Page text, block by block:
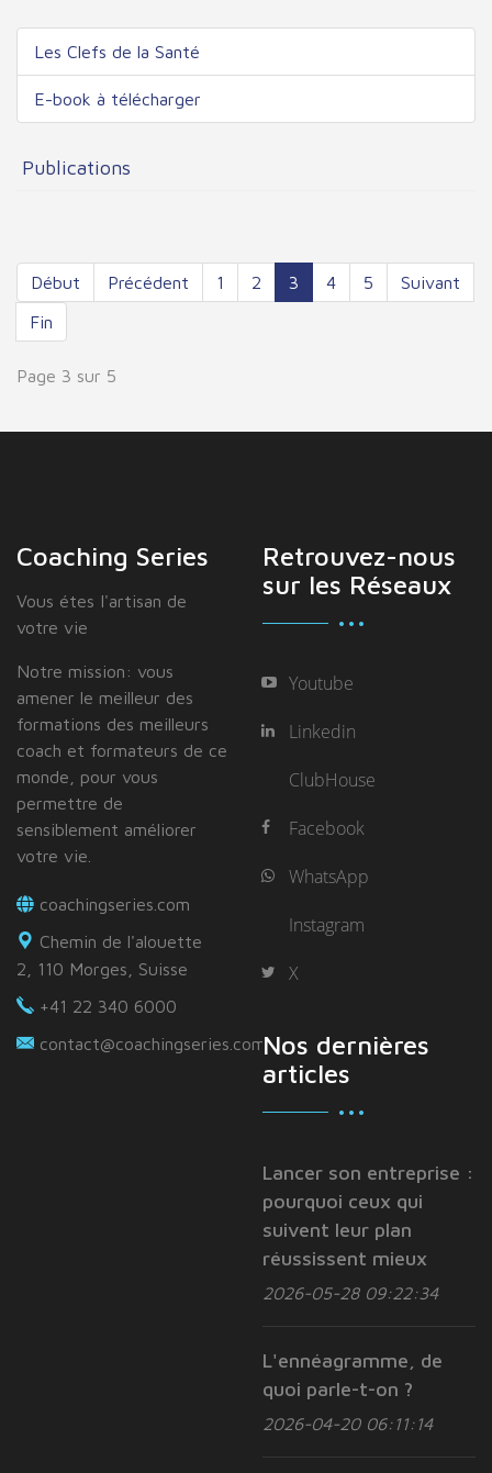
Les Clefs de la Santé
E-book à télécharger
Publications
Début Précédent 1 2 3 4 5
Suivant
Fin
Page 3 sur 5
Coaching Series
Vous étes I'artisan de
votre vie
Notre mission: vous
amener le meilleur des
formations des meilleurs
coach et formateurs de ce
monde, pour vous
permettre de
sensiblement améliorer
votre vie.
coachingseries.com
Chemin de l'alouette
2, 110 Morges, Suisse
+41 22 340 6000
contact@coachingseries.com
Retrouvez-nous
sur les Réseaux
Youtube
Linkedin
ClubHouse
Facebook
WhatsApp
Instagram
X
Nos dernières
articles
Lancer son entreprise :
pourquoi ceux qui
suivent leur plan
réussissent mieux
2026-05-28 09:22:34
L'ennéagramme, de
quoi parle-t-on ?
2026-04-20 06:11:14